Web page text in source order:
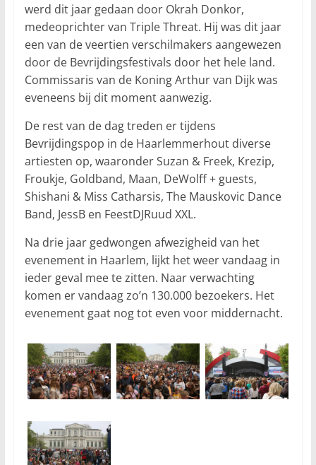
werd dit jaar gedaan door Okrah Donkor,
medeoprichter van Triple Threat. Hij was dit jaar
een van de veertien verschilmakers aangewezen
door de Bevrijdingsfestivals door het hele land.
Commissaris van de Koning Arthur van Dijk was
eveneens bij dit moment aanwezig.
De rest van de dag treden er tijdens
Bevrijdingspop in de Haarlemmerhout diverse
artiesten op, waaronder Suzan & Freek, Krezip,
Froukje, Goldband, Maan, DeWolff + guests,
Shishani & Miss Catharsis, The Mauskovic Dance
Band, JessB en FeestDJRuud XXL.
Na drie jaar gedwongen afwezigheid van het
evenement in Haarlem, lijkt het weer vandaag in
ieder geval mee te zitten. Naar verwachting
komen er vandaag zo’n 130.000 bezoekers. Het
evenement gaat nog tot even voor middernacht.